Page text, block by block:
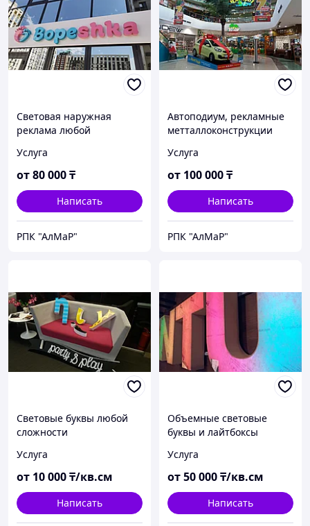
Световая наружная
реклама любой
Услуга
от80 000₸
Написать
РПК "АлМаР"
Автоподиум, рекламные
метталлоконструкции
Услуга
от 100 000₸
Написать
РПК "АлМаР"
Световые буквы любой
сложности
Услуга
от 10 000₸/кв.см
Написать
Объемные световые
буквы и лайтбоксы
Услуга
от50 000₸/кв.см
Написать